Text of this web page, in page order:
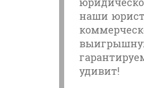
наши
удивит!